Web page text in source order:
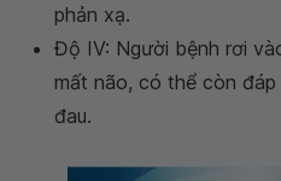
phản xạ.
Độ IV: Người bệnh rơi
mất não, có thể còn
đau.